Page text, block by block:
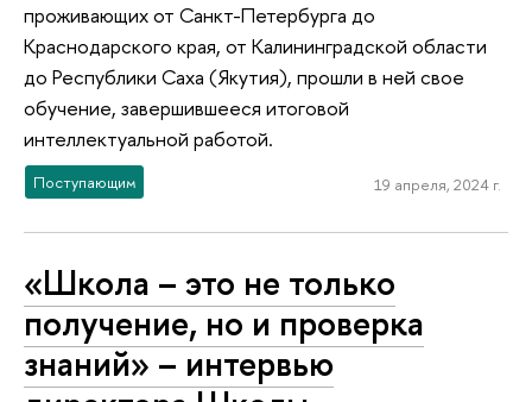
проживающих от Санкт-Петербурга до
Краснодарского края, от Калининградской области
до Республики Саха (Якутия), прошли в ней свое
обучение, завершившееся итоговой
интеллектуальной работой.
Поступающим 19 апреля, 2024 г.
«Школа – это не только
получение, но и проверка
знаний» – интервью